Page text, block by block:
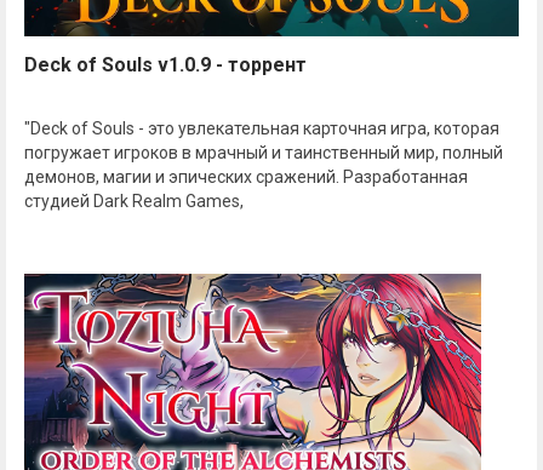
Deck of Souls v1.0.9 - торрент
"Deck of Souls - это увлекательная карточная игра, которая
погружает игроков в мрачный и таинственный мир, полный
демонов, магии и эпических сражений. Разработанная
студией Dark Realm Games,